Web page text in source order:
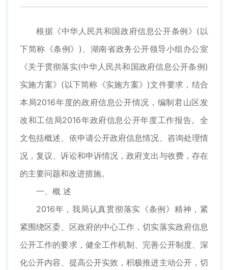
根据《中华人民共和国政府信息公开条例》(以
下简称《条例》)、湖南省政务公开领导小组办公室
《关于贯彻落实(中华人民共和国政府信息公开条例)
实施方案》(以下简称《实施方案》)文件要求，结合
本局2016年度的政府信息公开情况，编制君山区发
改和工信局2016年政府信息公开年度工作报告。全
文包括概述、依申请公开政府信息情况、咨询处理情
况，复议、诉讼和申诉情况，政府支出与收费，存在
的主要问题和改进措施。
一、概 述
2016年，我局认真贯彻落实《条例》精神，紧
紧围绕区委、区政府的中心工作，切实落实政府信息
公开工作的要求，健全工作机制、完善公开制度、深
化公开内容、提高公开实效，积极推进主动公开，切